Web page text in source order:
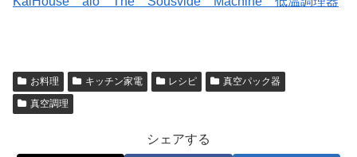
お料理 キッチン家電 レシピ
真空パック器
真空調理
シェアする